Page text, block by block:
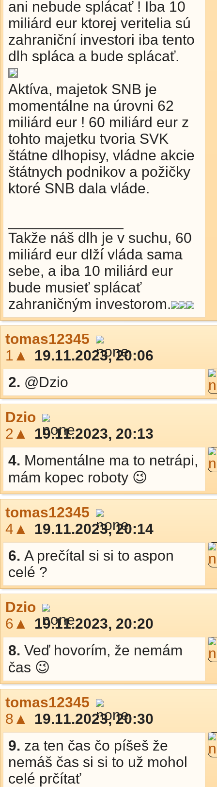
ani nebude splácať ! Iba 10
miliárd eur ktorej veritelia sú
zahraniční investori iba tento
dlh spláca a bude splácať.
Aktíva, majetok SNB je
momentálne na úrovni 62
miliárd eur ! 60 miliárd eur z
tohto majetku tvoria SVK
štátne dlhopisy, vládne akcie
štátnych podnikov a požičky
ktoré SNB dala vláde.
Takže náš dlh je v suchu, 60
miliárd eur dlží vláda sama
sebe, a iba 10 miliárd eur
bude musieť splácať
zahraničným investorom.
tomas12345
1▲
19.11.2023, 20:06
2. @Dzio
Dzio
2▲
19.11.2023, 20:13
4. Momentálne ma to netrápi,
mám kopec roboty 😉
tomas12345
4▲
19.11.2023, 20:14
6. A prečítal si si to aspon
celé ?
Dzio
6▲
19.11.2023, 20:20
8. Veď hovorím, že nemám
čas 😉
tomas12345
8▲
19.11.2023, 20:30
9. za ten čas čo píšeš že
nemáš čas si si to už mohol
celé prčítať